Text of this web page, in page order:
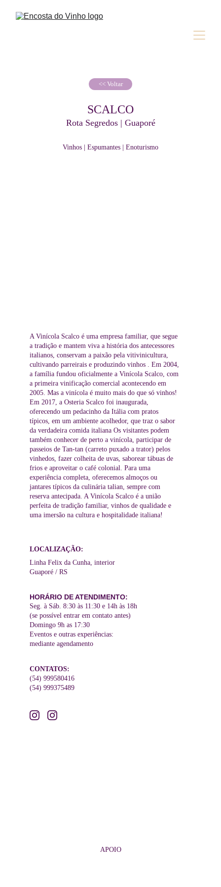
SCALCO
Rota Segredos | Guaporé
<< Voltar
Vinhos | Espumantes | Enoturismo
LOCALIZAÇÃO:
Linha Felix da Cunha, interior
Guaporé / RS
HORÁRIO DE ATENDIMENTO:
Seg. à Sáb. 8:30 às 11:30 e 14h às 18h
(se possível entrar em contato antes)
Domingo 9h as 17:30
Eventos e outras experiências:
mediante agendamento
CONTATOS:
(54) 999580416
(54) 999375489
A Vinícola Scalco é uma empresa familiar, que segue
a tradição e mantem viva a história dos antecessores
italianos, conservam a paixão pela vitivinicultura,
cultivando parreirais e produzindo vinhos . Em 2004,
a família fundou oficialmente a Vinícola Scalco, com
a primeira vinificação comercial acontecendo em
2005. Mas a vinícola é muito mais do que só vinhos!
Em 2017, a Osteria Scalco foi inaugurada,
oferecendo um pedacinho da Itália com pratos
típicos, em um ambiente acolhedor, que traz o sabor
da verdadeira comida italiana Os visitantes podem
também conhecer de perto a vinícola, participar de
passeios de Tan-tan (carreto puxado a trator) pelos
vinhedos, fazer colheita de uvas, saborear tábuas de
frios e aproveitar o café colonial. Para uma
experiência completa, oferecemos almoços ou
jantares típicos da culinária talian, sempre com
reserva antecipada. A Vinícola Scalco é a união
perfeita de tradição familiar, vinhos de qualidade e
uma imersão na cultura e hospitalidade italiana!
APOIO